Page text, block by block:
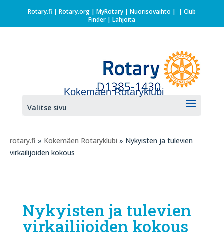
Rotary.fi | Rotary.org| MyRotary | Nuorisovaihto | | Club
Finder| Lahjoita
Kokemäen Rotaryklubi
Valitse sivu
rotary.fi » Kokemäen Rotaryklubi » Nykyisten ja tulevien
virkailijoiden kokous
Nykyisten ja tulevien
virkailijoiden kokous